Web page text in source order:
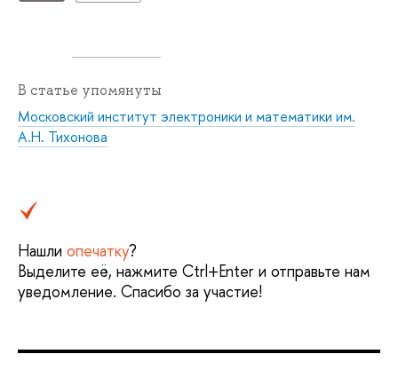
В статье упомянуты
Московский институт электроники и математики им.
А.Н. Тихонова
Нашли опечатку?
Выделите её, нажмите Ctrl+Enter и отправьте нам
уведомление. Спасибо за участие!